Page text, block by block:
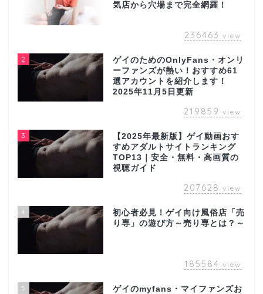
気店から穴場まで完全網羅！
236463 view
2
ゲイのためのOnlyFans・オンリ
ーファンズが熱い！おすすめ61
選アカウントを紹介します！
2025年11月5日更新
219859 view
3
【2025年最新版】ゲイ動画おす
すめアダルトサイトランキング
TOP13｜安全・無料・高画質の
視聴ガイド
207628 view
4
初心者必見！ゲイ向け風俗店「売
り専」の遊び方～売り専とは？～
185584 view
5
ゲイのmyfans・マイファンズお